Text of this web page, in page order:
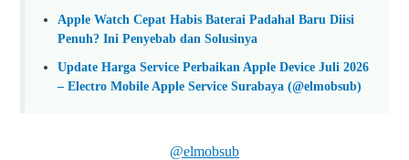
Apple Watch Cepat Habis Baterai Padahal Baru Diisi
Penuh? Ini Penyebab dan Solusinya
Update Harga Service Perbaikan Apple Device Juli 2026
– Electro Mobile Apple Service Surabaya (@elmobsub)
@elmobsub